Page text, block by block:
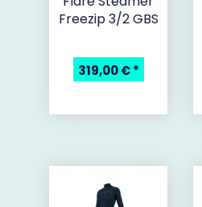
Freezip 3/2 GBS
319,00 €*